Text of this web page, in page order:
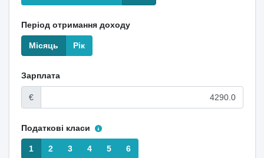
Період отримання доходу
Місяць Рік
Зарплата
€
Податкові класи
1 2 3 4 5 6